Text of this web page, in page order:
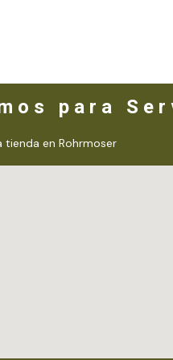
o s p a r a S e r
tienda en Rohrmoser